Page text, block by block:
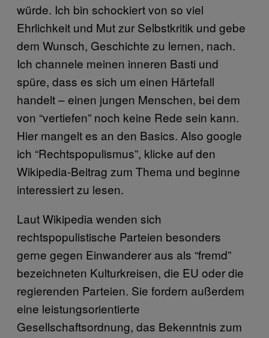
würde. Ich bin schockiert von so viel
Ehrlichkeit und Mut zur Selbstkritik und gebe
dem Wunsch, Geschichte zu lernen, nach.
Ich channele meinen inneren Basti und
spüre, dass es sich um einen Härtefall
handelt – einen jungen Menschen, bei dem
von “vertiefen” noch keine Rede sein kann.
Hier mangelt es an den Basics. Also google
ich “Rechtspopulismus”, klicke auf den
Wikipedia-Beitrag zum Thema und beginne
interessiert zu lesen.
Laut Wikipedia wenden sich
rechtspopulistische Parteien besonders
gerne gegen Einwanderer aus als “fremd”
bezeichneten Kulturkreisen, die EU oder die
regierenden Parteien. Sie fordern außerdem
eine leistungsorientierte
Gesellschaftsordnung, das Bekenntnis zum